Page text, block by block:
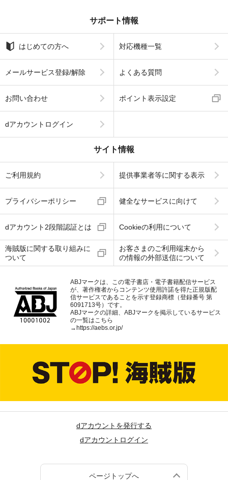
サポート情報
はじめての方へ 対応機種一覧
メールサービス登録/解除 よくある質問
お問い合わせ ポイント表示設定
dアカウントログイン
サイト情報
ご利用規約 提供事業者等に関する表示
プライバシーポリシー 健全なサービスに向けて
dアカウント2段階認証とは Cookieの利用について
海賊版に関する取り組みに
ついて
お客さまのご利用端末から
の情報の外部送信について
ABJマークは、この電子書店・電子書籍配信サービス
が、著作権者からコンテンツ使用許諾を得た正規版配
信サービスであることを示す登録商標（登録番号 第
6091713号）です。
ABJマークの詳細、ABJマークを掲示しているサービス
の一覧はこちら
→https://aebs.or.jp/
dアカウントを発行する
dアカウントログイン
ページトップへ